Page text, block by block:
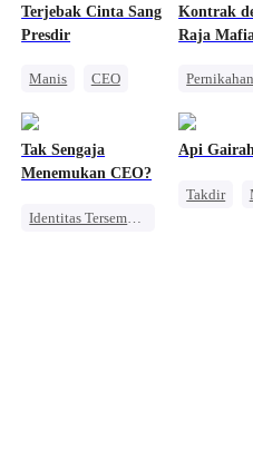
Terjebak Cinta Sang
Presdir
Manis
CEO
Kontrak
Raja
Pernikahan
Tak Sengaja
Menemukan CEO?
Identitas Tersembunyi
Api
Takdir